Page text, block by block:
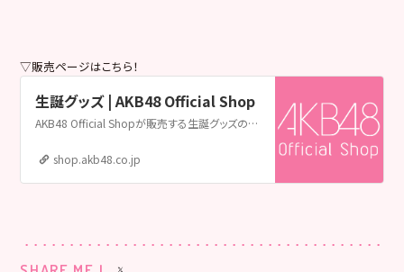
▽販売ページはこちら！
生誕グッズ | AKB48 Official Shop
AKB48 Official Shopが販売する生誕グッズの販売ページです。AKB48 Official ShopはAKB48の公式通販サイトです。メンバー個別グッズやライブグッズ、生誕グッズ、生写真をはじめ、CDやDVD&Blu-rayも取扱い中！
shop.akb48.co.jp